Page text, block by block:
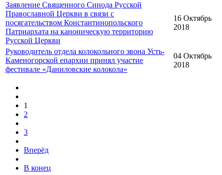
Заявление Священного Синода Русской
Православной Церкви в связи с
посягательством Константинопольского
Патриархата на каноническую территорию
Русской Церкви
16 Октябрь
2018
Руководитель отдела колокольного звона Усть-
Каменогорской епархии принял участие
фестивале «Даниловские колокола»
04 Октябрь
2018
1
2
3
Вперёд
В конец